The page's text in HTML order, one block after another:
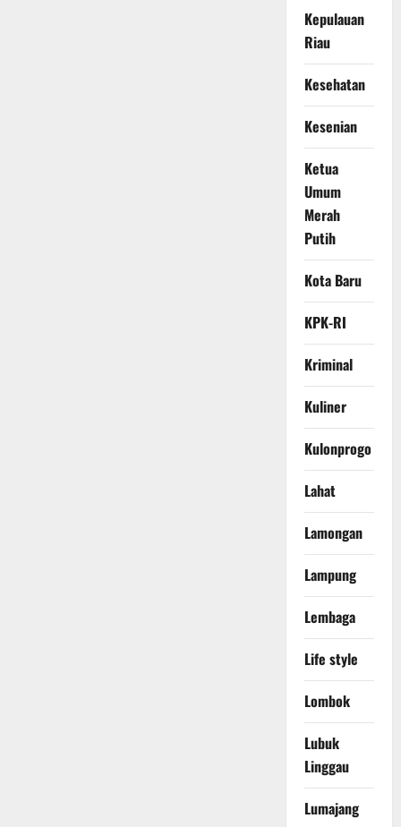
Kepulauan
Riau
Kesehatan
Kesenian
Ketua
Umum
Merah
Putih
Kota Baru
KPK-RI
Kriminal
Kuliner
Kulonprogo
Lahat
Lamongan
Lampung
Lembaga
Life style
Lombok
Lubuk
Linggau
Lumajang